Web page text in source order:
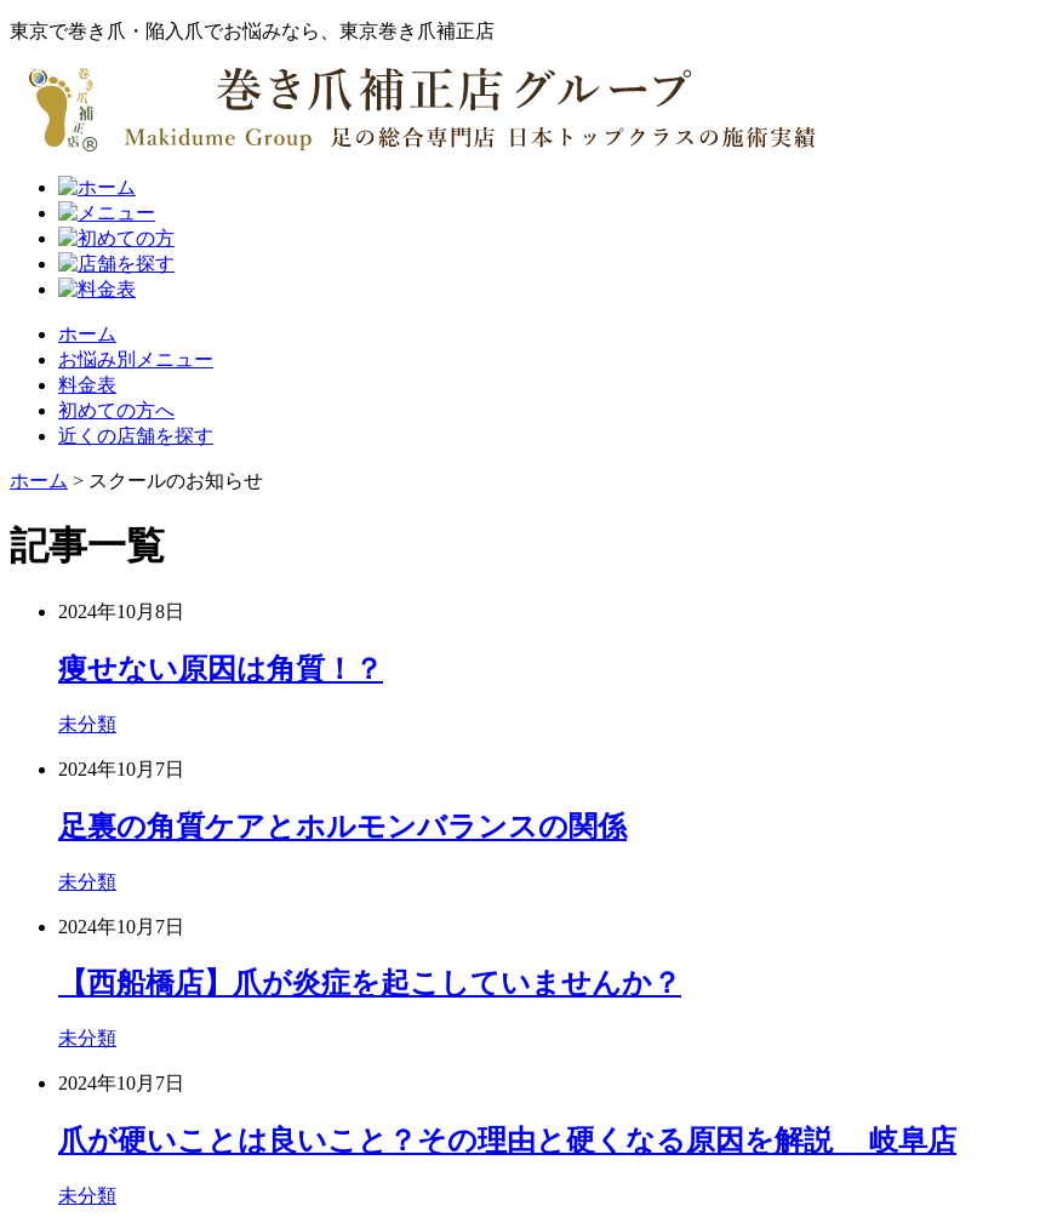
東京で巻き爪・陥入爪でお悩みなら、東京巻き爪補正店
ホーム
お悩み別メニュー
料金表
初めての方へ
近くの店舗を探す
ホーム > スクールのお知らせ
記事一覧
2024年10月8日
痩せない原因は角質！？
未分類
2024年10月7日
足裏の角質ケアとホルモンバランスの関係
未分類
2024年10月7日
【西船橋店】爪が炎症を起こしていませんか？
未分類
2024年10月7日
爪が硬いことは良いこと？その理由と硬くなる原因を解説 岐阜店
未分類